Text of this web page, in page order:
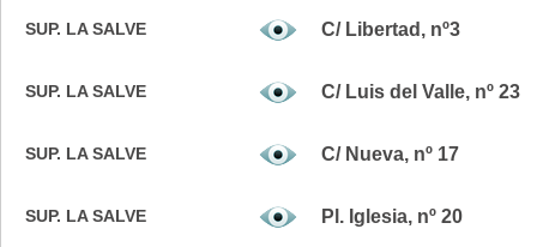
SUP. LA SALVE C/ Libertad, nº3
SUP. LA SALVE C/ Luis del Valle, nº 23
SUP. LA SALVE C/ Nueva, nº 17
SUP. LA SALVE Pl. Iglesia, nº 20